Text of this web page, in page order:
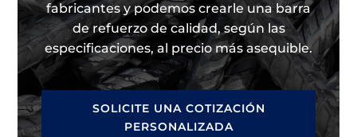
fabricantes y podemos crearle una barra
de refuerzo de calidad, según las
especificaciones, al precio más asequible.
SOLICITE UNA COTIZACIÓN
PERSONALIZADA